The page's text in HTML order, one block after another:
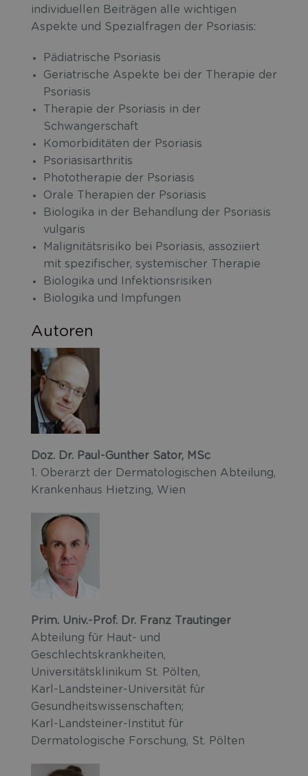
individuellen Beiträgen alle wichtigen
Aspekte und Spezialfragen der Psoriasis:
Pädiatrische Psoriasis
Geriatrische Aspekte bei der Therapie der
Psoriasis
Therapie der Psoriasis in der
Schwangerschaft
Komorbiditäten der Psoriasis
Psoriasisarthritis
Phototherapie der Psoriasis
Orale Therapien der Psoriasis
Biologika in der Behandlung der Psoriasis
vulgaris
Malignitätsrisiko bei Psoriasis, assoziiert
mit spezifischer, systemischer Therapie
Biologika und Infektionsrisiken
Biologika und Impfungen
Autoren
Doz. Dr. Paul-Gunther Sator, MSc
1. Oberarzt der Dermatologischen Abteilung,
Krankenhaus Hietzing, Wien
Prim. Univ.-Prof. Dr. Franz Trautinger
Abteilung für Haut- und
Geschlechtskrankheiten,
Universitätsklinikum St. Pölten,
Karl-Landsteiner-Universität für
Gesundheitswissenschaften;
Karl-Landsteiner-Institut für
Dermatologische Forschung, St. Pölten